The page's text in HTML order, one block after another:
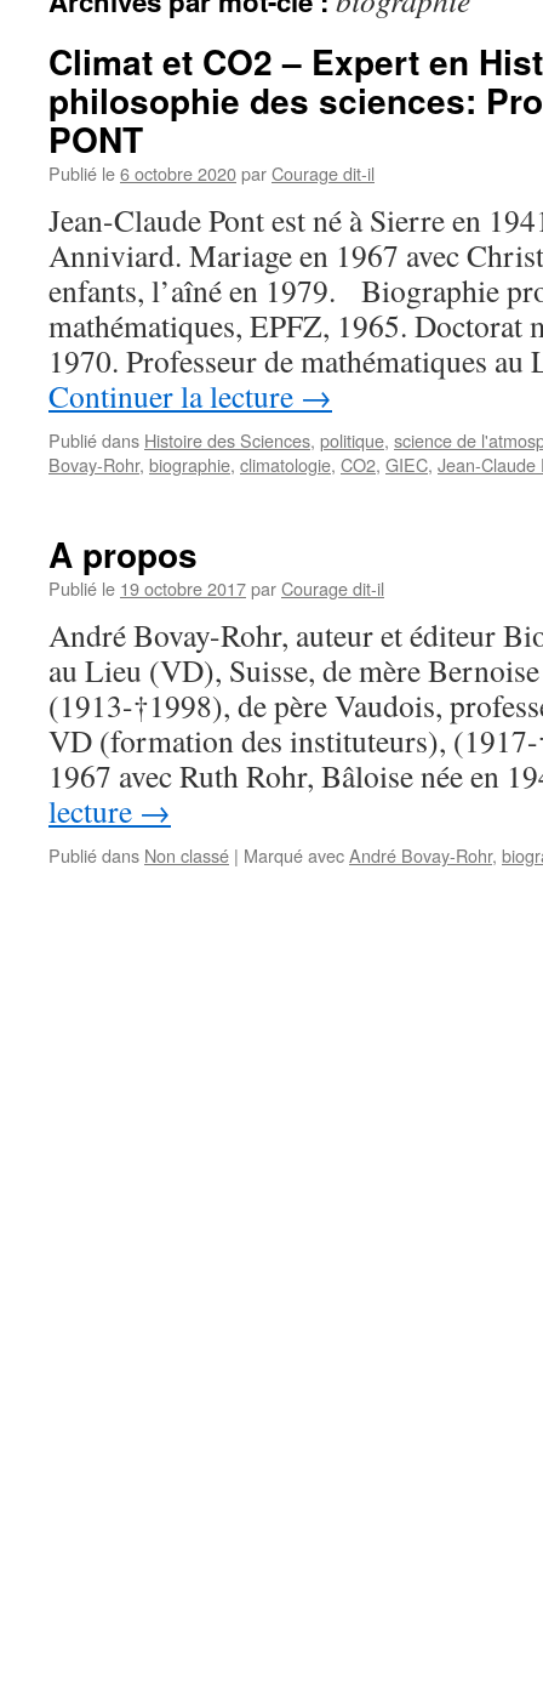
Climat et CO2 – Expert en
philosophie des sciences:
PONT
Publié le6 octobre 2020parCourage dit-il
Jean-Claude Pont est né à Sierre en
Anniviard. Mariage en 1967 avec
enfants, l’aîné en 1979. Biographie
mathématiques, EPFZ, 1965. Doctorat
1970. Professeur de mathématiques
Continuer la lecture →
Publié dans Histoire des Sciences, politique, science de
Bovay-Rohr, biographie, climatologie, CO2, GIEC, Jean-Claude
A propos
Publié le 19 octobre 2017parCourage dit-il
André Bovay-Rohr, auteur et éditeur
au Lieu (VD), Suisse, de mère
(1913-†1998), de père Vaudois,
VD (formation des instituteurs),
1967 avec Ruth Rohr, Bâloise née en
lecture →
Publié dans Non classé | Marqué avecAndré Bovay-Rohr,